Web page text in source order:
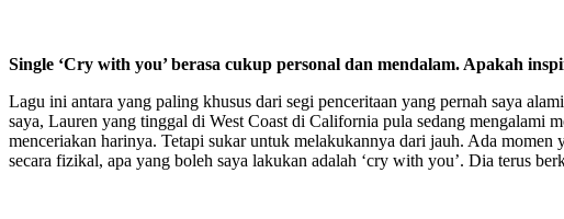
Single ‘Cry with you’ berasa cukup personal dan mendalam. Apakah
Lagu ini antara yang paling khusus dari segi penceritaan yang pernah saya
saya, Lauren yang tinggal di West Coast di California pula sedang mengalami
menceriakan harinya. Tetapi sukar untuk melakukannya dari jauh. Ada
secara fizikal, apa yang boleh saya lakukan adalah ‘cry with you’. Dia terus